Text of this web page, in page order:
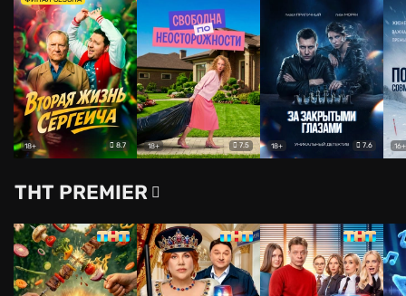
18+ 8.7 18+ 7.5 18+ 7.6 16+
ТНТ PREMIER